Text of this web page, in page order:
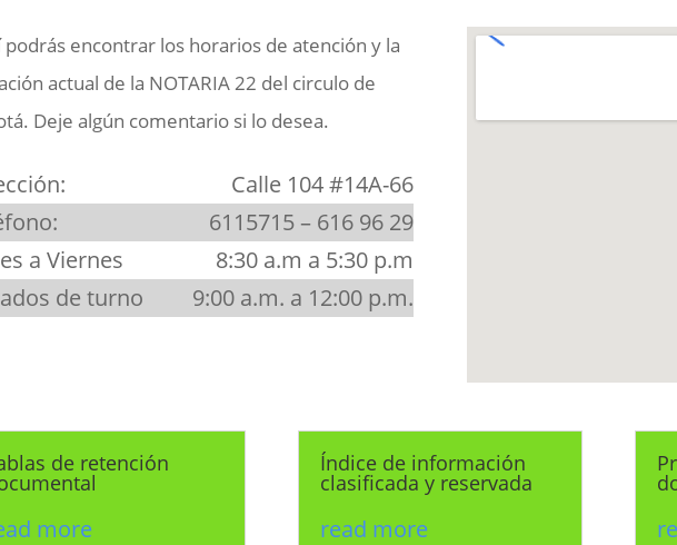
podrás encontrar los horarios de atención y la
actual de la NOTARIA 22 del circulo de
Deje algún comentario si lo desea.
Calle 104 #14A-66
6115715 – 616 96 29
a Viernes
8:30 a.m a 5:30 p.m
de turno
9:00 a.m. a 12:00 p.m.
de retención
more
Índice de información
clasificada y reservada
read more